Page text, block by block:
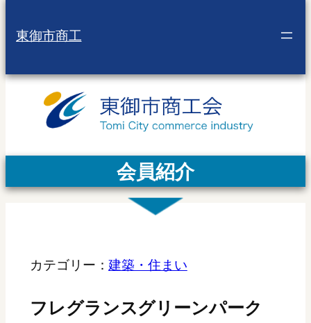
東御市商工
会員紹介
カテゴリー：建築・住まい
フレグランスグリーンパーク